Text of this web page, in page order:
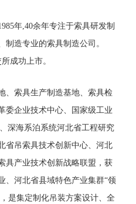
年,40余年专注于索具研发制
造专业的索具制造公司。
成功上市。
、索具生产制造基地、索具检
委企业技术中心、国家级工业
深海系泊系统河北省工程研究
省吊索具技术创新中心、河北
具产业技术创新战略联盟，获
、河北省县域特色产业集群“领
是集定制化吊装方案设计、全